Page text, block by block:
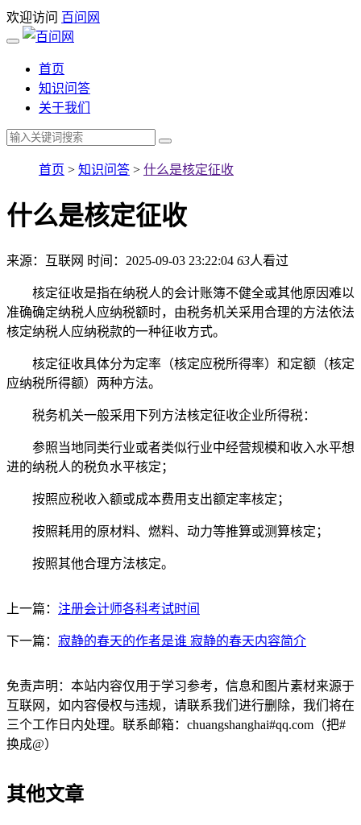
欢迎访问 百问网
首页
知识问答
关于我们
首页 > 知识问答 > 什么是核定征收
什么是核定征收
来源：互联网 时间：2025-09-03 23:22:04 63人看过
核定征收是指在纳税人的会计账簿不健全或其他原因难以
准确确定纳税人应纳税额时，由税务机关采用合理的方法依法
核定纳税人应纳税款的一种征收方式。
核定征收具体分为定率（核定应税所得率）和定额（核定
应纳税所得额）两种方法。
税务机关一般采用下列方法核定征收企业所得税：
参照当地同类行业或者类似行业中经营规模和收入水平想
进的纳税人的税负水平核定；
按照应税收入额或成本费用支出额定率核定；
按照耗用的原材料、燃料、动力等推算或测算核定；
按照其他合理方法核定。
上一篇： 注册会计师各科考试时间
下一篇： 寂静的春天的作者是谁 寂静的春天内容简介
免责声明：本站内容仅用于学习参考，信息和图片素材来源于
互联网，如内容侵权与违规，请联系我们进行删除，我们将在
三个工作日内处理。联系邮箱：chuangshanghai#qq.com（把#
换成@）
其他文章